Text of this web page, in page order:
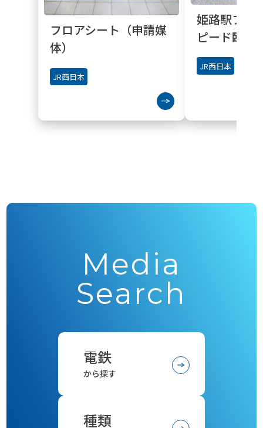
フロアシート（申請媒
体）
JR西日本
姫路駅フロ
ピード臨時
JR西日本
Media
Search
電鉄
から探す
種類